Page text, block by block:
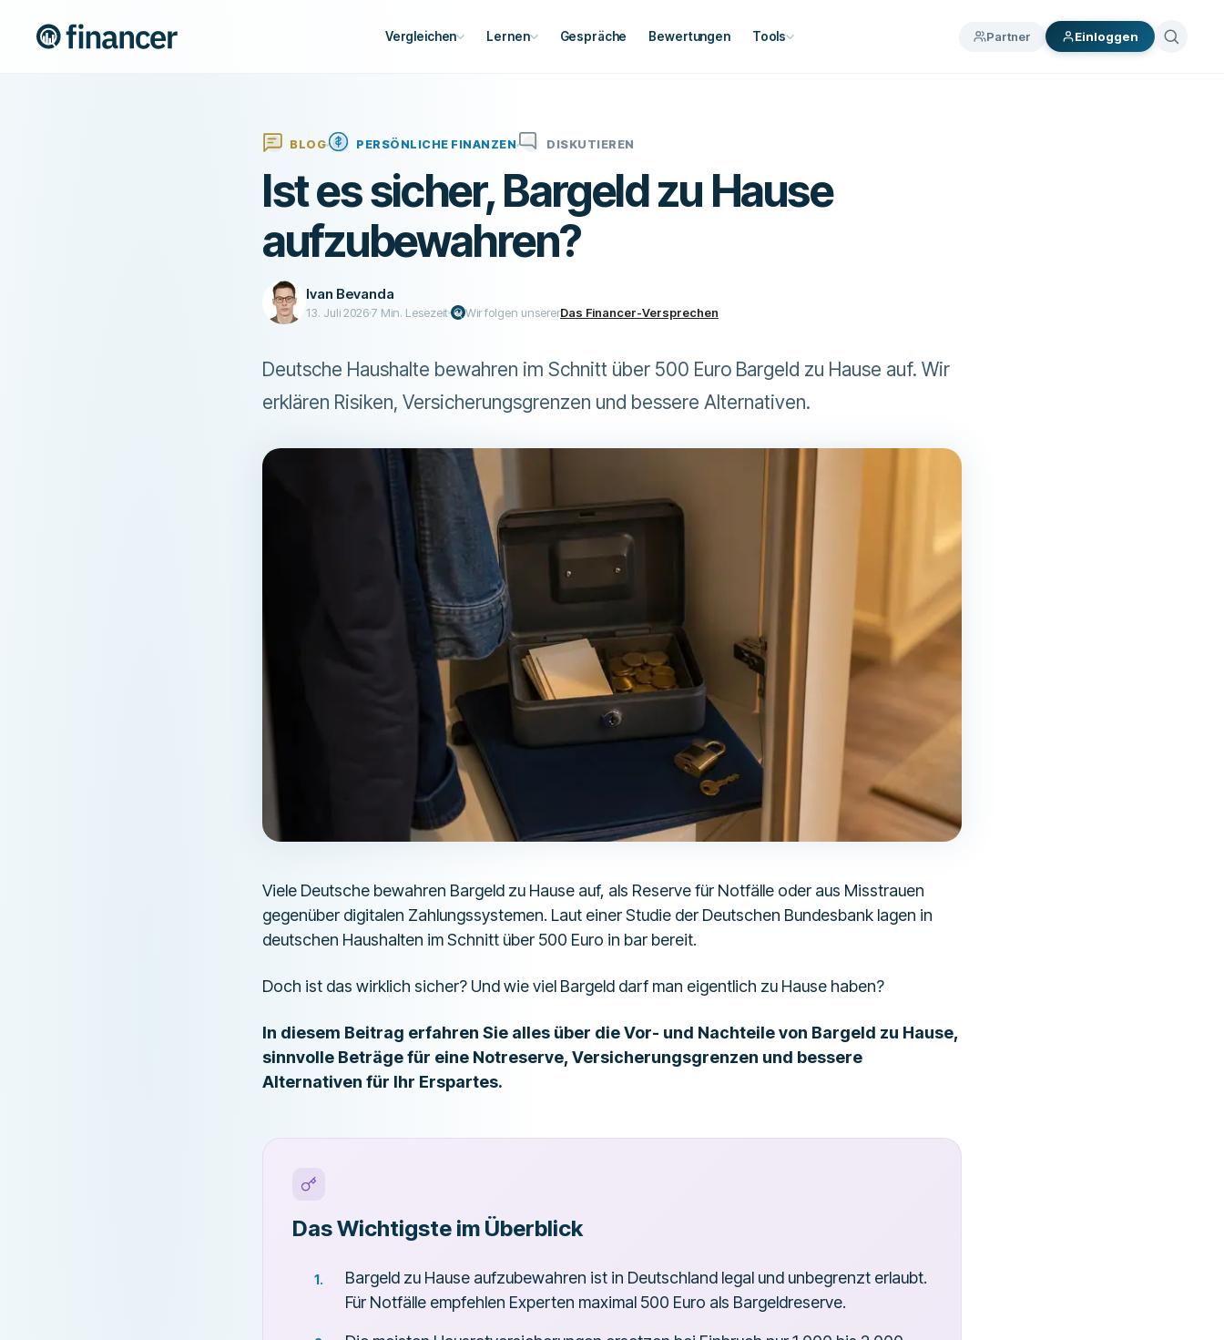
Vergleichen Lernen Gespräche Bewertungen Tools Partner Einloggen
BLOG PERSÖNLICHE FINANZEN DISKUTIEREN
Ist es sicher, Bargeld zu Hause
aufzubewahren?
Ivan Bevanda
13. Juli 20267 Min. Lesezeit Wir folgen unsererDas Financer-Versprechen
Deutsche Haushalte bewahren im Schnitt über 500 Euro Bargeld zu Hause auf. Wir
erklären Risiken, Versicherungsgrenzen und bessere Alternativen.
Viele Deutsche bewahren Bargeld zu Hause auf, als Reserve für Notfälle oder aus Misstrauen
gegenüber digitalen Zahlungssystemen. Laut einer Studie der Deutschen Bundesbank lagen in
deutschen Haushalten im Schnitt über 500 Euro in bar bereit.
Doch ist das wirklich sicher? Und wie viel Bargeld darf man eigentlich zu Hause haben?
In diesem Beitrag erfahren Sie alles über die Vor- und Nachteile von Bargeld zu Hause,
sinnvolle Beträge für eine Notreserve, Versicherungsgrenzen und bessere
Alternativen für Ihr Erspartes.
Das Wichtigste im Überblick
Bargeld zu Hause aufzubewahren ist in Deutschland legal und unbegrenzt erlaubt.
Für Notfälle empfehlen Experten maximal 500 Euro als Bargeldreserve.